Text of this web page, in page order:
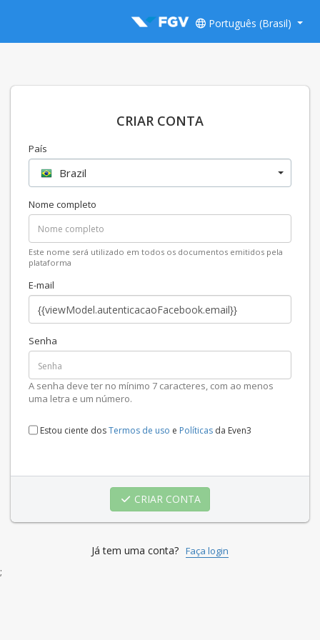
Português (Brasil)
CRIAR CONTA
País
Brazil
Nome completo
Este nome será utilizado em todos os documentos emitidos pela
plataforma
E-mail
Senha
A senha deve ter no mínimo 7 caracteres, com ao menos
uma letra e um número.
Estou ciente dosTermos de uso e Políticas da Even3
CRIAR CONTA
Já tem uma conta? Faça login
;